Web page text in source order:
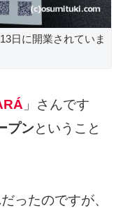
日に開業されていま
」さんです
プンということ
ったのですが、